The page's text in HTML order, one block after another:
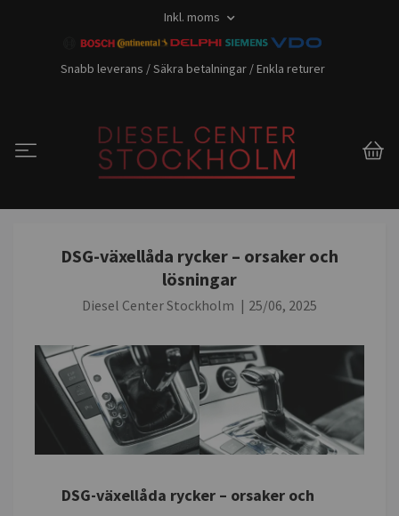
Inkl. moms
Snabb leverans / Säkra betalningar / Enkla returer
DSG-växellåda rycker – orsaker och
lösningar
Diesel Center Stockholm | 25/06, 2025
DSG-växellåda rycker – orsaker och